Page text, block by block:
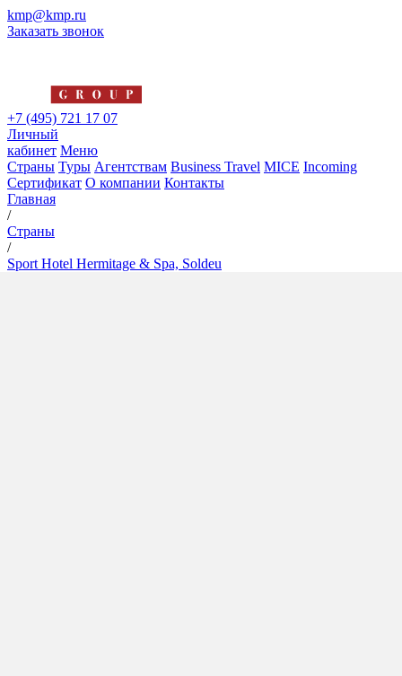
kmp@kmp.ru
Заказать звонок
+7 (495) 721 17 07
Личный
кабинет Меню
Страны Туры Агентствам Business Travel MICE Incoming
Сертификат О компании Контакты
Главная
/
Страны
/
Sport Hotel Hermitage & Spa, Soldeu